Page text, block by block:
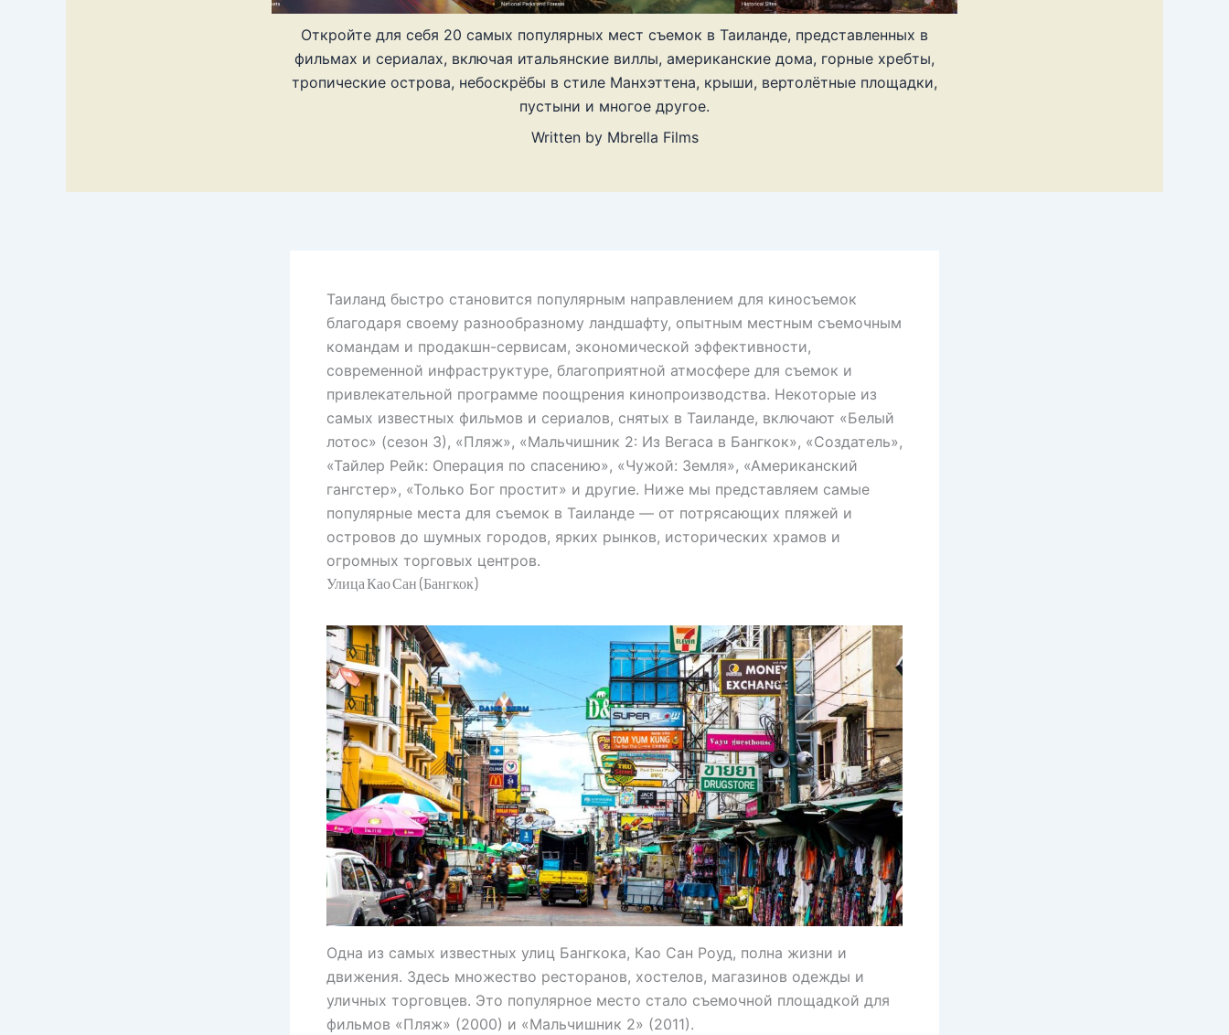
Откройте для себя 20 самых популярных мест съемок в Таиланде, представленных в
фильмах и сериалах, включая итальянские виллы, американские дома, горные хребты,
тропические острова, небоскрёбы в стиле Манхэттена, крыши, вертолётные площадки,
пустыни и многое другое.
Written by Mbrella Films
Таиланд быстро становится популярным направлением для киносъемок
благодаря своему разнообразному ландшафту, опытным местным съемочным
командам и продакшн-сервисам, экономической эффективности,
современной инфраструктуре, благоприятной атмосфере для съемок и
привлекательной программе поощрения кинопроизводства. Некоторые из
самых известных фильмов и сериалов, снятых в Таиланде, включают «Белый
лотос» (сезон 3), «Пляж», «Мальчишник 2: Из Вегаса в Бангкок», «Создатель»,
«Тайлер Рейк: Операция по спасению», «Чужой: Земля», «Американский
гангстер», «Только Бог простит» и другие. Ниже мы представляем самые
популярные места для съемок в Таиланде — от потрясающих пляжей и
островов до шумных городов, ярких рынков, исторических храмов и
огромных торговых центров.
Улица Као Сан (Бангкок)
Одна из самых известных улиц Бангкока, Као Сан Роуд, полна жизни и
движения. Здесь множество ресторанов, хостелов, магазинов одежды и
уличных торговцев. Это популярное место стало съемочной площадкой для
фильмов «Пляж» (2000) и «Мальчишник 2» (2011).